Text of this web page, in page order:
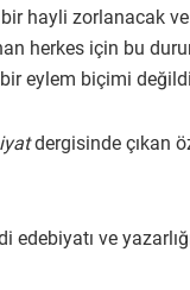
hayli zorlanacak
herkes için bu
eylem biçimi
dergisinde çıkan
edebiyatı ve